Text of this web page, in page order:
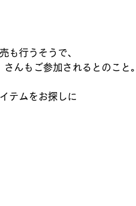
も行うそうで、
んもご参加されるとのこと。
テムをお探しに